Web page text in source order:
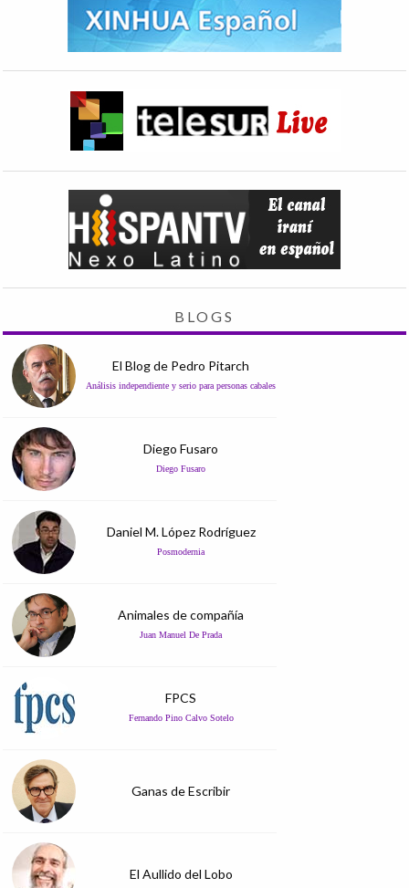
BLOGS
El Blog de Pedro Pitarch
Análisis independiente y serio para personas cabales
Diego Fusaro
Diego Fusaro
Daniel M. López Rodríguez
Posmodernia
Animales de compañía
Juan Manuel De Prada
FPCS
Fernando Pino Calvo Sotelo
Ganas de Escribir
El Aullido del Lobo